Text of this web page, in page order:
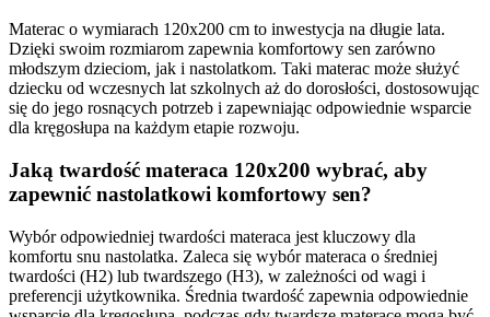
Materac o wymiarach 120x200 cm to inwestycja na długie lata.
Dzięki swoim rozmiarom zapewnia komfortowy sen zarówno
młodszym dzieciom, jak i nastolatkom. Taki materac może służyć
dziecku od wczesnych lat szkolnych aż do dorosłości, dostosowując
się do jego rosnących potrzeb i zapewniając odpowiednie wsparcie
dla kręgosłupa na każdym etapie rozwoju.
Jaką twardość materaca 120x200 wybrać, aby
zapewnić nastolatkowi komfortowy sen?
Wybór odpowiedniej twardości materaca jest kluczowy dla
komfortu snu nastolatka. Zaleca się wybór materaca o średniej
twardości (H2) lub twardszego (H3), w zależności od wagi i
preferencji użytkownika. Średnia twardość zapewnia odpowiednie